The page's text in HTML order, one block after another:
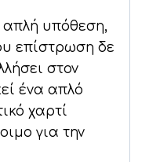
απλή υπόθεση,
επίστρωση δε
στον
ένα απλό
χαρτί
για την